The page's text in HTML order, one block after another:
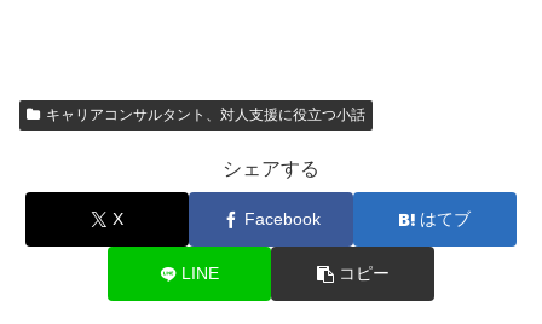
キャリアコンサルタント、対人支援に役立つ小話
シェアする
X Facebook はてブ
LINE コピー